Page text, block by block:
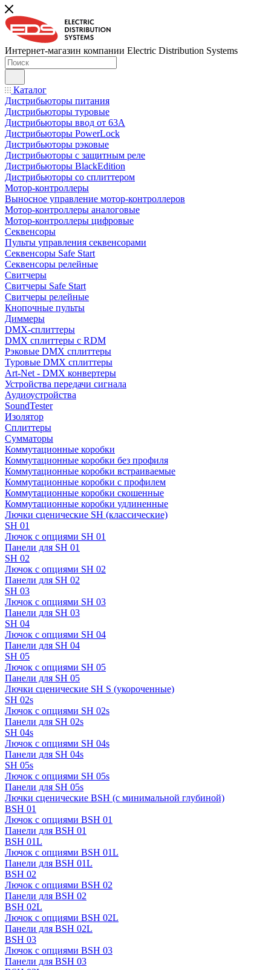
Интернет-магазин компании Electric Distribution Systems
Каталог
Дистрибьюторы питания
Дистрибьюторы туровые
Дистрибьюторы ввод от 63A
Дистрибьюторы PowerLock
Дистрибьюторы рэковые
Дистрибьюторы с защитным реле
Дистрибьюторы BlackEdition
Дистрибьюторы со сплиттером
Мотор-контроллеры
Выносное управление мотор-контроллеров
Мотор-контроллеры аналоговые
Мотор-контроллеры цифровые
Секвенсоры
Пульты управления секвенсорами
Секвенсоры Safe Start
Секвенсоры релейные
Свитчеры
Свитчеры Safe Start
Свитчеры релейные
Кнопочные пульты
Диммеры
DMX-сплиттеры
DMX сплиттеры с RDM
Рэковые DMX сплиттеры
Туровые DMX сплиттеры
Art-Net - DMX конвертеры
Устройства передачи сигнала
Аудиоустройства
SoundTester
Изолятор
Сплиттеры
Сумматоры
Коммутационные коробки
Коммутационные коробки без профиля
Коммутационные коробки встраиваемые
Коммутационные коробки с профилем
Коммутационные коробки скошенные
Коммутационные коробки удлиненные
Лючки сценические SH (классические)
SH 01
Лючок с опциями SH 01
Панели для SH 01
SH 02
Лючок с опциями SH 02
Панели для SH 02
SH 03
Лючок с опциями SH 03
Панели для SH 03
SH 04
Лючок с опциями SH 04
Панели для SH 04
SH 05
Лючок с опциями SH 05
Панели для SH 05
Лючки сценические SH S (укороченные)
SH 02s
Лючок с опциями SH 02s
Панели для SH 02s
SH 04s
Лючок с опциями SH 04s
Панели для SH 04s
SH 05s
Лючок с опциями SH 05s
Панели для SH 05s
Лючки сценические BSH (с минимальной глубиной)
BSH 01
Лючок с опциями BSH 01
Панели для BSH 01
BSH 01L
Лючок с опциями BSH 01L
Панели для BSH 01L
BSH 02
Лючок с опциями BSH 02
Панели для BSH 02
BSH 02L
Лючок с опциями BSH 02L
Панели для BSH 02L
BSH 03
Лючок с опциями BSH 03
Панели для BSH 03